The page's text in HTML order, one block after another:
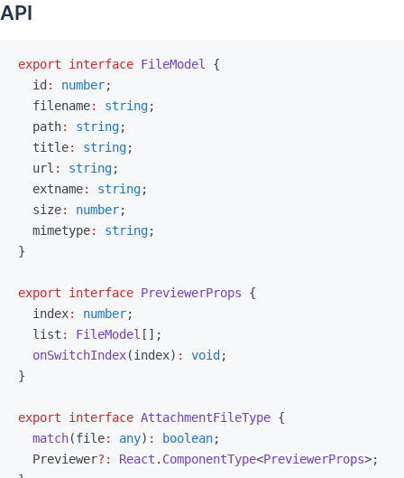
API
export interface FileModel
{
  id
: number;
  filename
: string;
  path
: string;
  title
: string;
  url
: string;
  extname
: string;
  size
: number;
  mimetype
: string;
}
export interface PreviewerProps {
  index
: number;
  list
: FileModel [];
  onSwitchIndex
(index) : void ;
}
export interface AttachmentFileType {
  match
(file: any) : boolean;
  Previewer
?: React . ComponentType<PreviewerProps>;